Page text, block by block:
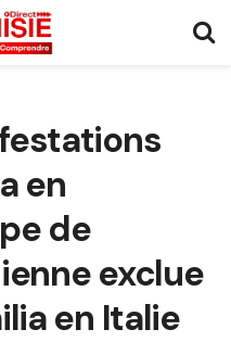
en
de
exclue
en Italie